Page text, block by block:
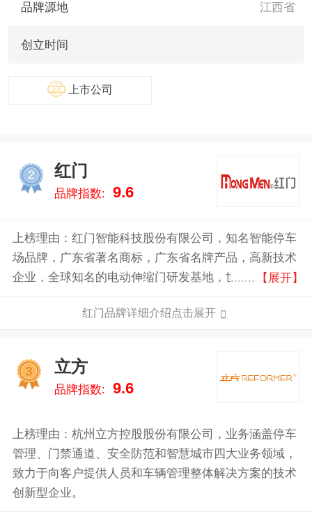
化、自动化生产流水线。公司在全国有30个经销商，在
（市），外贸出口欧洲、美洲、非洲、中东等50多个国
品牌源地 江西省
创立时间
上市公司
2
红门
品牌指数: 9.6
上榜理由：红门智能科技股份有限公司，知名智能停车
场品牌，广东省著名商标，广东省名牌产品，高新技术
企业，全球知名的电动伸缩门研发基地，世界大学生运
【展开】
红门品牌详细介绍点击展开
3
立方
品牌指数: 9.6
上榜理由：杭州立方控股股份有限公司，业务涵盖停车
管理、门禁通道、安全防范和智慧城市四大业务领域，
致力于向客户提供人员和车辆管理整体解决方案的技术
创新型企业。